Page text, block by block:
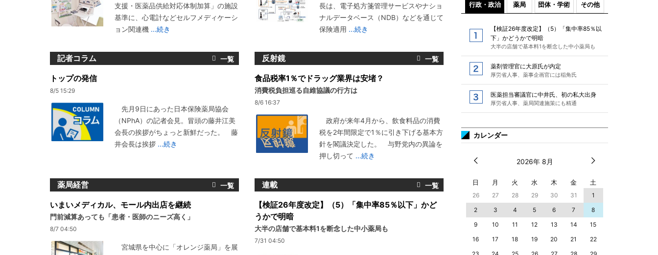
支援・医薬品供給対応体制加算」の施設
基準に、心電計などセルフメディケーシ
ョン関連機 ...続き
長は、電子処方箋管理サービスやナショ
ナルデータベース（NDB）などを通じて
保険適用 ...続き
記者コラム
トップの発信
8/5 15:29
先月9日にあった日本保険薬局協会
（NPhA）の記者会見。冒頭の藤井江美
会長の挨拶がちょっと新鮮だった。 藤
井会長は挨拶 ...続き
反射鏡
食品税率1％でドラッグ業界は安堵？
消費税負担巡る自維協議の行方は
8/6 16:37
政府が来年4月から、飲食料品の消費
税を2年間限定で1％に引き下げる基本方
針を閣議決定した。 与野党内の異論を
押し切って ...続き
薬局経営
いまいメディカル、モール内出店を継続
門前減算あっても「患者・医師のニーズ高く」
8/7 04:50
宮城県を中心に「オレンジ薬局」を展
連載
【検証26年度改定】（5）「集中率85％以下」かど
うかで明暗
大半の店舗で基本料1を断念した中小薬局も
7/31 04:50
行政・政治 薬局 団体・学術 その他
【検証26年度改定】（5）「集中率85％以
下」かどうかで明暗
大半の店舗で基本料1を断念した中小薬局も
薬剤管理官に大原氏が内定
厚労省人事、薬事企画官には稲角氏
医薬担当審議官に中井氏、初の私大出身
厚労省人事、薬局関連施策にも精通
カレンダー
2026年 8月
日 月 火 水 木 金 土
26 27 28 29 30 31
1
2
3 4 5 6 7
8
9
10 11 12 13 14
15
16
17 18 19 20 21
22